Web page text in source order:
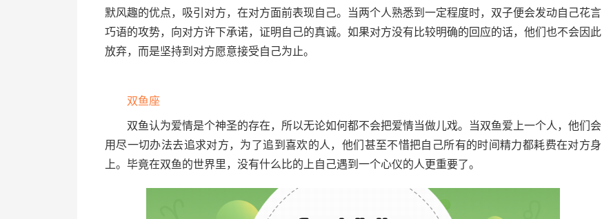
默风趣的优点，吸引对方，在对方面前表现自己。当两个人熟悉到一定程度时，双子便会发动自己花言
巧语的攻势，向对方许下承诺，证明自己的真诚。如果对方没有比较明确的回应的话，他们也不会因此
放弃，而是坚持到对方愿意接受自己为止。
双鱼座
双鱼认为爱情是个神圣的存在，所以无论如何都不会把爱情当做儿戏。当双鱼爱上一个人，他们会
用尽一切办法去追求对方，为了追到喜欢的人，他们甚至不惜把自己所有的时间精力都耗费在对方身
上。毕竟在双鱼的世界里，没有什么比的上自己遇到一个心仪的人更重要了。